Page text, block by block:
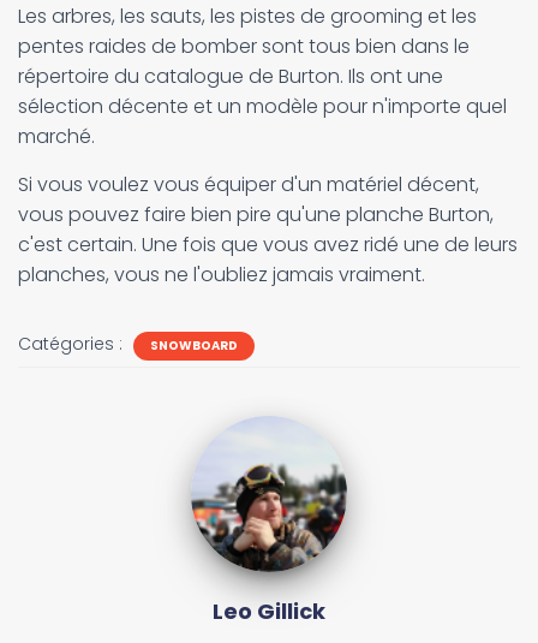
Les arbres, les sauts, les pistes de grooming et les
pentes raides de bomber sont tous bien dans le
répertoire du catalogue de Burton. Ils ont une
sélection décente et un modèle pour n'importe quel
marché.
Si vous voulez vous équiper d'un matériel décent,
vous pouvez faire bien pire qu'une planche Burton,
c'est certain. Une fois que vous avez ridé une de leurs
planches, vous ne l'oubliez jamais vraiment.
Catégories : SNOWBOARD
Leo Gillick